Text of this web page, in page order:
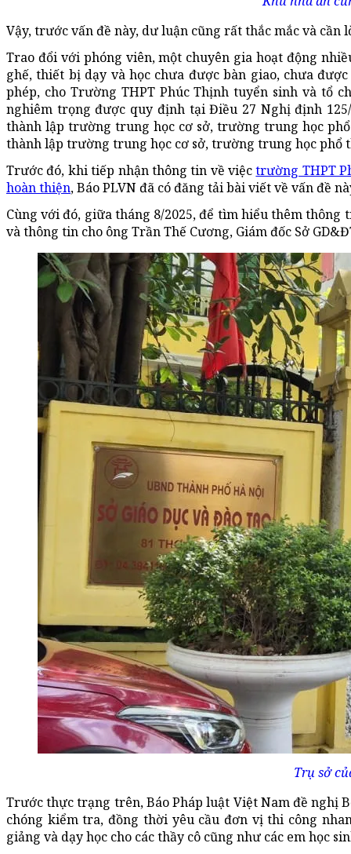
Vậy, trước vấn đề này, dư luận cũng rất thắc mắc và
Trao đổi với phóng viên, một chuyên gia hoạt động
ghế, thiết bị dạy và học chưa được bàn giao, chưa
phép, cho Trường THPT Phúc Thịnh tuyển sinh và tổ
nghiêm trọng được quy định tại Điều 27 Nghị định
thành lập trường trung học cơ sở, trường trung học
thành lập trường trung học cơ sở, trường trung học phổ
Trước đó, khi tiếp nhận thông tin về việctrường THPT
hoàn thiện, Báo PLVN đã có đăng tải bài viết về vấn đề
Cùng với đó, giữa tháng 8/2025, để tìm hiểu thêm thông
và thông tin cho ông Trần Thế Cương, Giám đốc Sở
Trụ sở
Trước thực trạng trên, Báo Pháp luật Việt Nam đề nghị
chóng kiểm tra, đồng thời yêu cầu đơn vị thi công
giảng và dạy học cho các thầy cô cũng như các em học